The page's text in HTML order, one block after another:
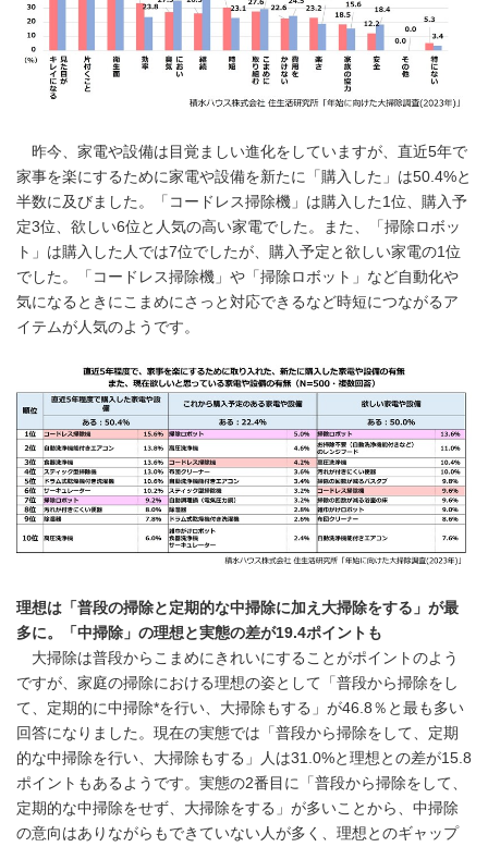
昨今、家電や設備は目覚ましい進化をしていますが、直近5年で
家事を楽にするために家電や設備を新たに「購入した」は50.4%と
半数に及びました。「コードレス掃除機」は購入した1位、購入予
定3位、欲しい6位と人気の高い家電でした。また、「掃除ロボッ
ト」は購入した人では7位でしたが、購入予定と欲しい家電の1位
でした。「コードレス掃除機」や「掃除ロボット」など自動化や
気になるときにこまめにさっと対応できるなど時短につながるア
イテムが人気のようです。
理想は「普段の掃除と定期的な中掃除に加え大掃除をする」が最
多に。「中掃除」の理想と実態の差が19.4ポイントも
大掃除は普段からこまめにきれいにすることがポイントのよう
ですが、家庭の掃除における理想の姿として「普段から掃除をし
て、定期的に中掃除*を行い、大掃除もする」が46.8％と最も多い
回答になりました。現在の実態では「普段から掃除をして、定期
的な中掃除を行い、大掃除もする」人は31.0%と理想との差が15.8
ポイントもあるようです。実態の2番目に「普段から掃除をして、
定期的な中掃除をせず、大掃除をする」が多いことから、中掃除
の意向はありながらもできていない人が多く、理想とのギャップ